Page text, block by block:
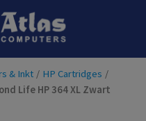
Ga
naar
navigatie
Ga
de
inhoud
& Inkt / HP Cartridges /
Life HP 364 XL Zwart